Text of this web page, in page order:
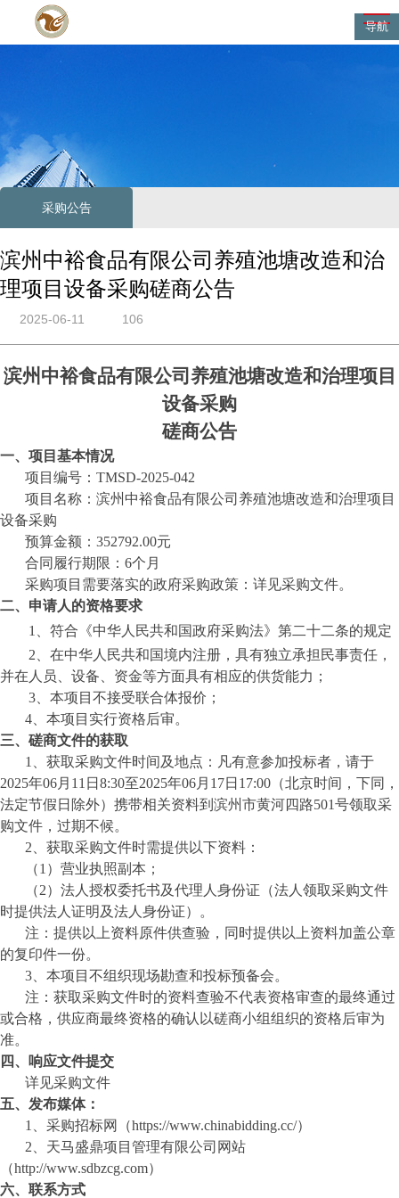
导航
采购公告
滨州中裕食品有限公司养殖池塘改造和治
理项目设备采购磋商公告
2025-06-11 106
滨州中裕食品有限公司养殖池塘改造和治理项目
设备采购
磋商公告
一、项目基本情况
项目编号： TMSD-2025-042
项目名称： 滨州中裕食品有限公司养殖池塘改造和治理项目
设备采购
预算金额： 352792.00元
合同履行期限 ： 6个月
采购项目需要落实的政府采购政策：详见采购文件。
二、申请人的资格要求
1、符合《中华人民共和国政府采购法》第二十二条的规定
2 、在中华人民共和国境内注册，具有独立承担民事责任，
并在人员、设备、资金等方面具有相应的供货能力；
3 、本项目不接受联合体报价；
4 、本项目实行资格后审。
三、磋商文件的获取
1、获取采购文件时间及地点：凡有意参加投标者，请于
2025年06月 11 日 8:30至2025年06月 17日 17:00（北京时间，下同，
法定节假日除外）携带相关资料到滨州市黄河四路501号领取采
购文件，过期不候。
2、获取采购文件时需提供以下资料：
（1）营业执照副本；
（2）法人授权委托书及代理人身份证（法人领取采购文件
时提供法人证明及法人身份证）
。
注：提供以上资料原件供查验，同时提供以上资料加盖公章
的复印件一份。
3、本项目不组织现场勘查和投标预备会。
注：获取采购文件时的资料查验不代表资格审查的最终通过
或合格， 供应商最终资格的确认以磋商小组组织的资格后审为
准。
四、
响应文件提交
详见采购文件
五、发布媒体：
1、采购招标网（https://www.chinabidding.cc/）
2、 天马盛鼎项目管理有限公司网站
（http://www.sdbzcg.com）
六、联系方式